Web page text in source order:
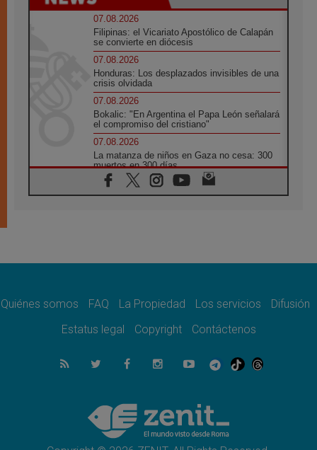
07.08.2026
Filipinas: el Vicariato Apostólico de Calapán
se convierte en diócesis
07.08.2026
Honduras: Los desplazados invisibles de una
crisis olvidada
07.08.2026
Bokalic: "En Argentina el Papa León señalará
el compromiso del cristiano"
07.08.2026
La matanza de niños en Gaza no cesa: 300
muertos en 300 días
07.08.2026
Tagle: La guerra desfigura el mundo, solo la
como misión al servicio del Evangelio
SIGNIS 2026, dar voz a las religiosas en el
07.08.2026
Lanzan un proyecto de empoderamiento
Programa oficial del Viaje Apostólico del
Papa León XIV a Francia
Quiénes somos FAQ La Propiedad Los servicios
Difusión
Estatus legal
Copyright Contáctenos